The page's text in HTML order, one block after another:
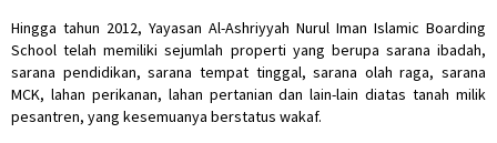
Hingga tahun 2012, Yayasan Al-Ashriyyah Nurul Iman Islamic Boarding
School telah memiliki sejumlah properti yang berupa sarana ibadah,
sarana pendidikan, sarana tempat tinggal, sarana olah raga, sarana
MCK, lahan perikanan, lahan pertanian dan lain-lain diatas tanah milik
pesantren, yang kesemuanya berstatus wakaf.